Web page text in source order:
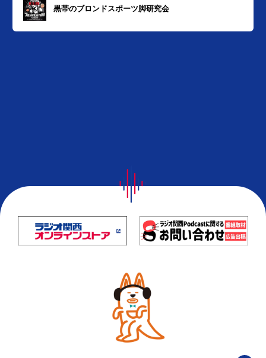
黒帯のブロンドスポーツ脚研究会